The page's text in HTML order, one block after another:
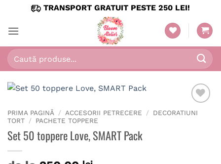
content
TRANSPORT GRATUIT PESTE 250 LEI!
Caută
după:
PRIMA PAGINĂ / ACCESORII PETRECERE / DECORATIUNI
TORT / PACHETE TOPPERE
Set 50 toppere Love, SMART Pack